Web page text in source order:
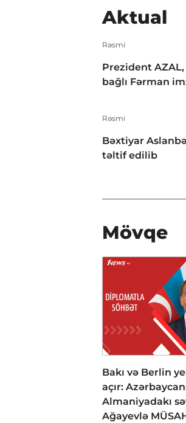
Aktual
Rəsmi
Prezident AZAL,
bağlı Fərman
Rəsmi
Bəxtiyar
təltif edilib
Mövqe
Bakı və Berlin
açır:
Almaniyadakı
Ağayevlə